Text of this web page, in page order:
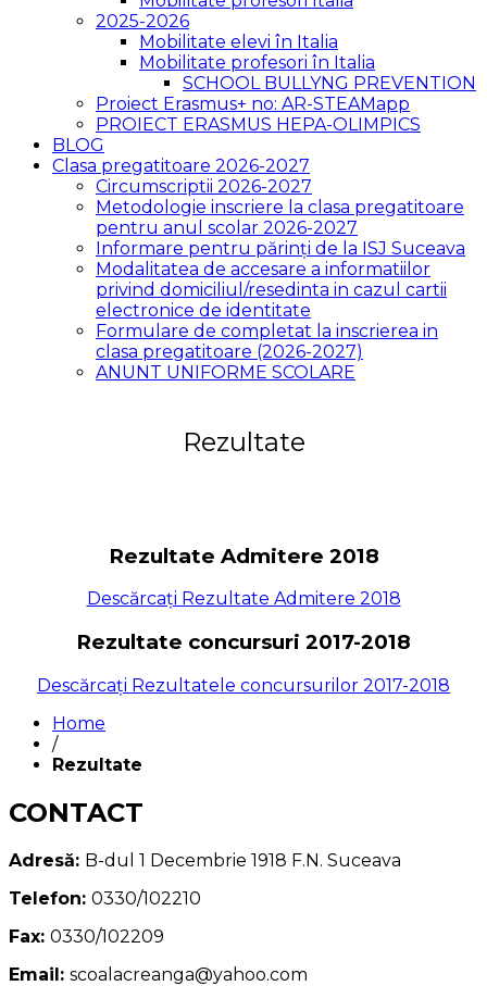
2025-2026
Mobilitate elevi în Italia
Mobilitate profesori în Italia
SCHOOL BULLYNG PREVENTION
Proiect Erasmus+ no: AR-STEAMapp
PROIECT ERASMUS HEPA-OLIMPICS
BLOG
Clasa pregatitoare 2026-2027
Circumscriptii 2026-2027
Metodologie inscriere la clasa pregatitoare
pentru anul scolar 2026-2027
Informare pentru părinți de la ISJ Suceava
Modalitatea de accesare a informatiilor
privind domiciliul/resedinta in cazul cartii
electronice de identitate
Formulare de completat la inscrierea in
clasa pregatitoare (2026-2027)
ANUNT UNIFORME SCOLARE
Rezultate
Rezultate Admitere 2018
Descărcați Rezultate Admitere 2018
Rezultate concursuri 2017-2018
Descărcați Rezultatele concursurilor 2017-2018
Home
/
Rezultate
CONTACT
Adresă: B-dul 1 Decembrie 1918 F.N. Suceava
Telefon: 0330/102210
Fax: 0330/102209
Email: scoalacreanga@yahoo.com